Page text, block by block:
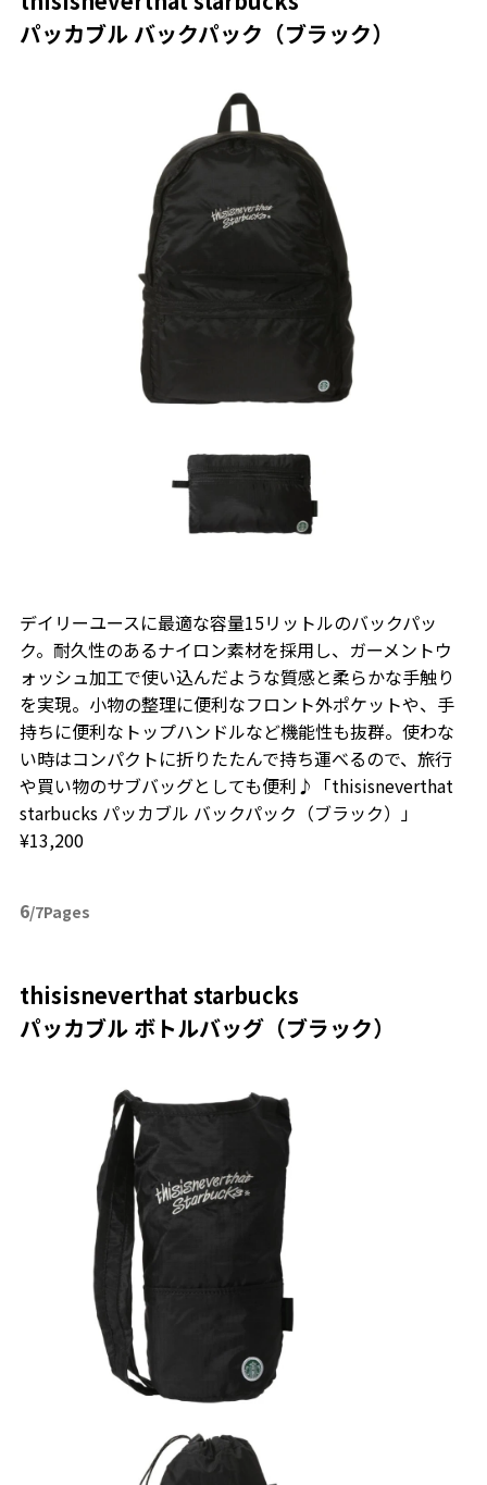
パッカブル バックパック（ブラック）
デイリーユースに最適な容量15リットルのバックパッ
ク。耐久性のあるナイロン素材を採用し、ガーメントウ
ォッシュ加工で使い込んだような質感と柔らかな手触り
を実現。小物の整理に便利なフロント外ポケットや、手
持ちに便利なトップハンドルなど機能性も抜群。使わな
い時はコンパクトに折りたたんで持ち運べるので、旅行
や買い物のサブバッグとしても便利♪「thisisneverthat
starbucks パッカブル バックパック（ブラック）」
¥13,200
6/7Pages
thisisneverthat starbucks
パッカブル ボトルバッグ（ブラック）